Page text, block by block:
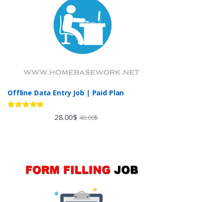
Offline Data Entry Job | Paid Plan
28.00$ 40.00$